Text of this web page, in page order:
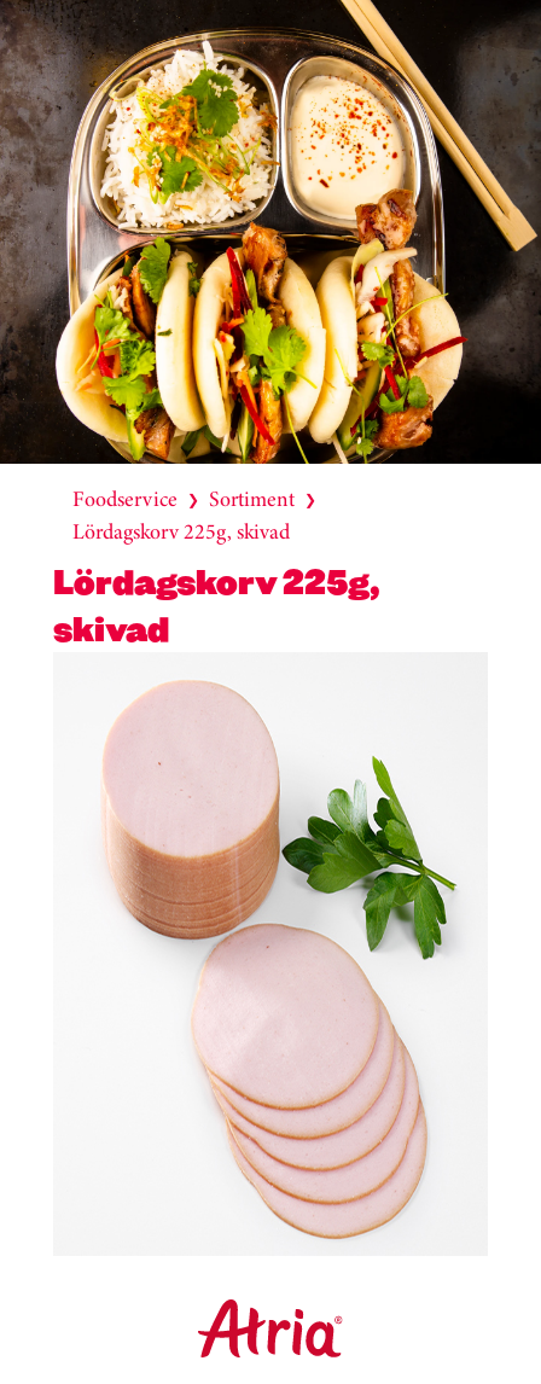
Foodservice ❯ Sortiment ❯
Lördagskorv 225g, skivad
Lördagskorv 225g,
skivad